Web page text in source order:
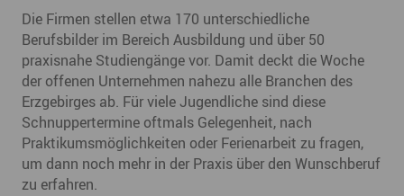
Die Firmen stellen etwa 170 unterschiedliche
Berufsbilder im Bereich Ausbildung und über 50
praxisnahe Studiengänge vor. Damit deckt die Woche
der offenen Unternehmen nahezu alle Branchen des
Erzgebirges ab. Für viele Jugendliche sind diese
Schnuppertermine oftmals Gelegenheit, nach
Praktikumsmöglichkeiten oder Ferienarbeit zu fragen,
um dann noch mehr in der Praxis über den Wunschberuf
zu erfahren.